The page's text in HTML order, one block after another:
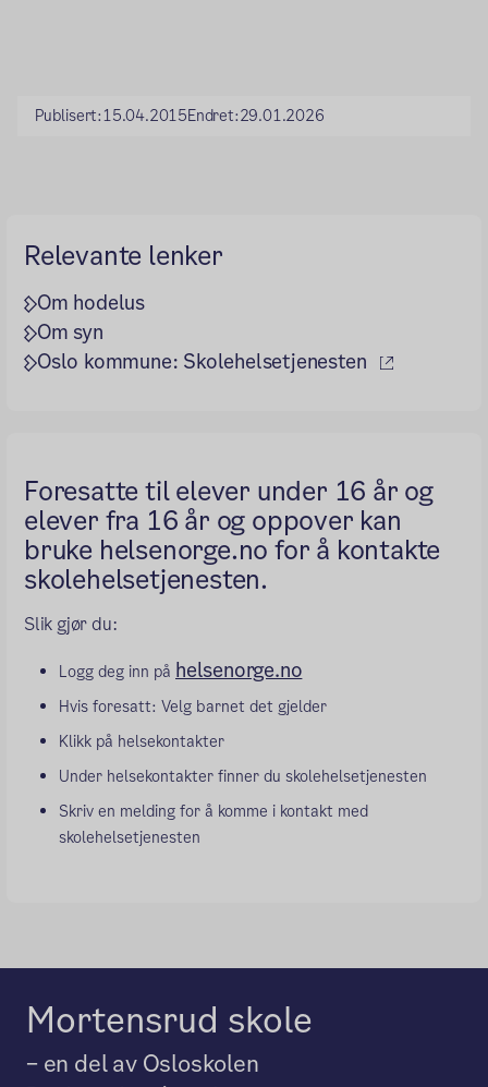
Publisert:15.04.2015Endret:29.01.2026
Relevante lenker
Om hodelus
Om syn
Oslo kommune: Skolehelsetjenesten
(ekstern
Foresatte til elever under 16 år og
elever fra 16 år og oppover kan
bruke helsenorge.no for å kontakte
skolehelsetjenesten.
Slik gjør du:
Logg deg inn på helsenorge.no
Hvis foresatt: Velg barnet det gjelder
Klikk på helsekontakter
Under helsekontakter finner du skolehelsetjenesten
Skriv en melding for å komme i kontakt med
skolehelsetjenesten
Mortensrud skole
– en del av Osloskolen